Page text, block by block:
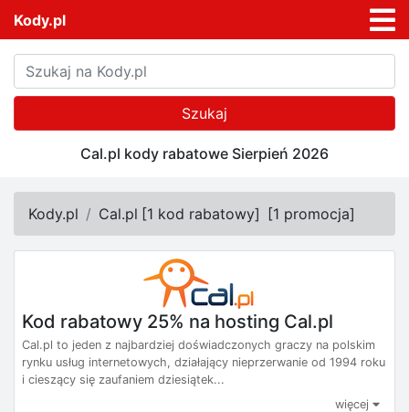
Kody.pl
Szukaj
Cal.pl kody rabatowe Sierpień 2026
Kody.pl Cal.pl [1 kod rabatowy] [1 promocja]
Kod rabatowy 25% na hosting Cal.pl
Cal.pl to jeden z najbardziej doświadczonych graczy na polskim
rynku usług internetowych, działający nieprzerwanie od 1994 roku
i cieszący się zaufaniem dziesiątek...
więcej